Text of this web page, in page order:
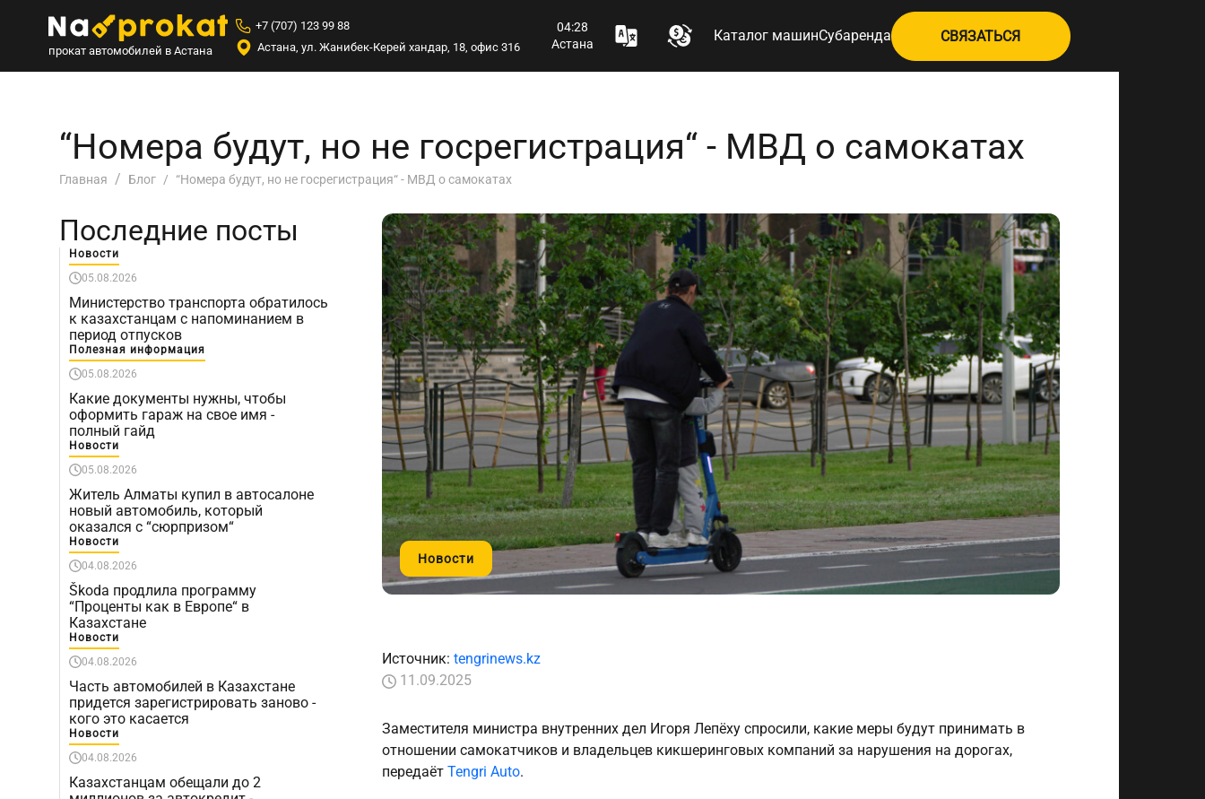
прокат автомобилей в Астана
+7 (707) 123 99 88
Астана, ул. Жанибек-Керей хандар, 18, офис 316
04:28
Астана
Каталог машинСубаренда СВЯЗАТЬСЯ
“Номера будут, но не госрегистрация“ - МВД о самокатах
Главная Блог “Номера будут, но не госрегистрация“ - МВД о самокатах
Последние посты
Новости
05.08.2026
Министерство транспорта обратилось
к казахстанцам с напоминанием в
период отпусков
Полезная информация
05.08.2026
Какие документы нужны, чтобы
оформить гараж на свое имя -
полный гайд
Новости
05.08.2026
Житель Алматы купил в автосалоне
новый автомобиль, который
оказался с “сюрпризом“
Новости
04.08.2026
Škoda продлила программу
“Проценты как в Европе“ в
Казахстане
Новости
04.08.2026
Часть автомобилей в Казахстане
придется зарегистрировать заново -
кого это касается
Новости
04.08.2026
Казахстанцам обещали до 2
Новости
Источник: tengrinews.kz
11.09.2025
Заместителя министра внутренних дел Игоря Лепёху спросили, какие меры будут принимать в
отношении самокатчиков и владельцев кикшеринговых компаний за нарушения на дорогах,
передаёт Tengri Auto.